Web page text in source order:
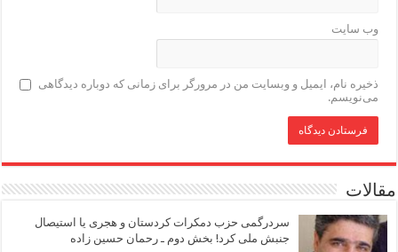
وب‌ سایت
ذخیره نام، ایمیل و وبسایت من در مرورگر برای زمانی که دوباره دیدگاهی
می‌نویسم.
مقالات
سردرگمی حزب دمکرات کردستان و هجری یا استیصال
جنبش ملی کرد! بخش دوم ـ رحمان حسین زاده